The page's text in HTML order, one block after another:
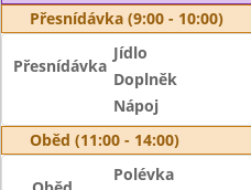
Přesnídávka (9:00 - 10:00)
Přesnídávka
Jídlo
Doplněk
Nápoj
Oběd (11:00 - 14:00)
Polévka